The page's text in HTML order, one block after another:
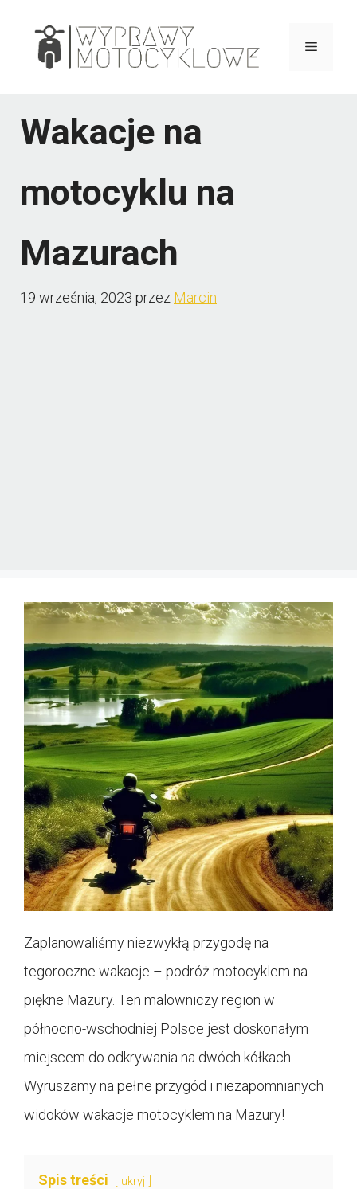
Menu
Wakacje na
motocyklu na
Mazurach
19 września, 2023 przez Marcin
Zaplanowaliśmy niezwykłą przygodę na
tegoroczne wakacje – podróż motocyklem na
piękne Mazury. Ten malowniczy region w
północno-wschodniej Polsce jest doskonałym
miejscem do odkrywania na dwóch kółkach.
Wyruszamy na pełne przygód i niezapomnianych
widoków wakacje motocyklem na Mazury!
Spis treści ukryj